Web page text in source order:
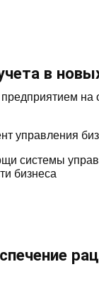
в
управления
системы
бизнеса